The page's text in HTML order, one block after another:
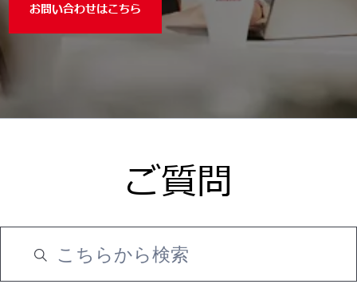
お問い合わせはこちら
ご質問